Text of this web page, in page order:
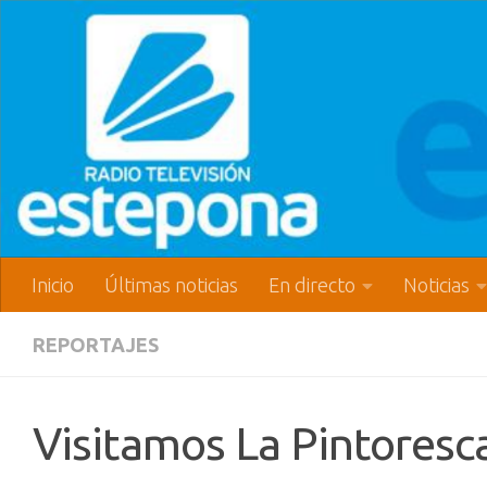
Inicio Últimas noticias En directo Noticias
REPORTAJES
Visitamos La